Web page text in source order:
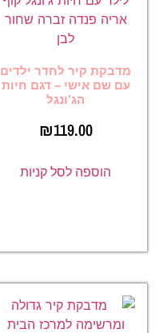
מדבקת קיר לחדר ילדים
עם שם אישי – דגם חיות
הג’ונגל
₪119.00
הוספה לסל קניות